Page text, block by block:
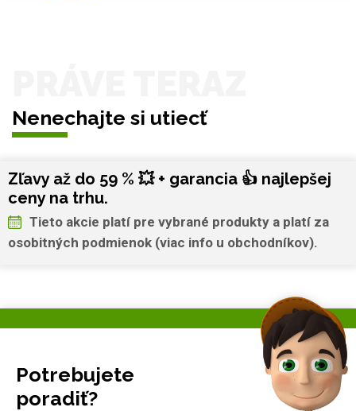
Nenechajte si utiecť
Zľavy až do 59 % 💥 + garancia 👍 najlepšej
ceny na trhu.
Tieto akcie platí pre vybrané produkty a platí za
osobitných podmienok (viac info u obchodníkov).
Potrebujete
poradiť?